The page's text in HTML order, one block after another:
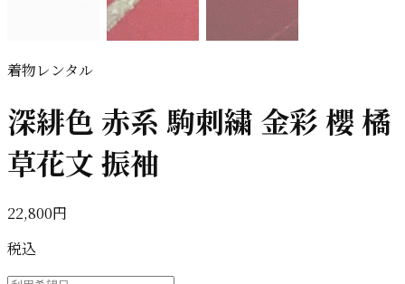
着物レンタル
深緋色 赤系 駒刺繍 金彩 櫻 橘
草花文 振袖
22,800円
税込